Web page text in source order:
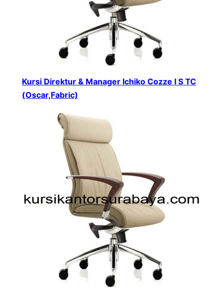
Kursi Direktur & Manager Ichiko Cozze I S TC
(Oscar,Fabric)